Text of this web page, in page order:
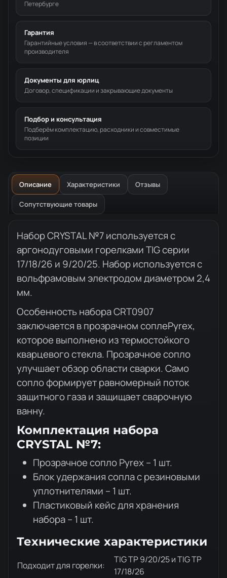
Петербурге
Гарантия
Гарантийные условия — в соответствии с регламентом
производителя
Документы для юрлиц
Договор, спецификации и закрывающие документы
Подбор и консультация
Подберём комплектацию, расходники и совместимые
позиции
Описание Характеристики Отзывы
Сопутствующие товары
Описание товара
Набор CRYSTAL №7 используется с
аргонодуговыми горелками TIG серии
17/18/26 и 9/20/25. Набор используется с
вольфрамовым электродом диаметром 2,4
мм.
Особенность набора CRT0907
заключается в прозрачном соплеPyrex,
которое выполнено из термостойкого
кварцевого стекла. Прозрачное сопло
улучшает обзор области сварки. Само
сопло формирует равномерный поток
защитного газа и защищает сварочную
ванну.
Комплектация набора
CRYSTAL №7:
Прозрачное сопло Pyrex – 1 шт.
Блок удержания сопла с резиновыми
уплотнителями – 1 шт.
Пластиковый кейс для хранения
набора – 1 шт.
Технические характеристики
Подходит для горелки:
TIG TP 9/20/25 и TIG TP
17/18/26